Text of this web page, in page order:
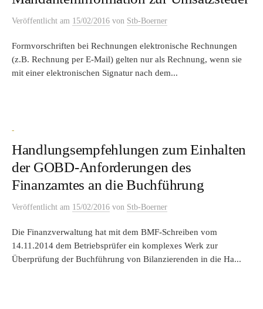
Veröffentlicht am 15/02/2016 von Stb-Boerner
Formvorschriften bei Rechnungen elektronische Rechnungen
(z.B. Rechnung per E-Mail) gelten nur als Rechnung, wenn sie
mit einer elektronischen Signatur nach dem...
-
Handlungsempfehlungen zum Einhalten
der GOBD-Anforderungen des
Finanzamtes an die Buchführung
Veröffentlicht am 15/02/2016 von Stb-Boerner
Die Finanzverwaltung hat mit dem BMF-Schreiben vom
14.11.2014 dem Betriebsprüfer ein komplexes Werk zur
Überprüfung der Buchführung von Bilanzierenden in die Ha...